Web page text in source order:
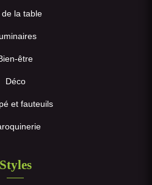
de la table
être
Déco
et fauteuils
Styles